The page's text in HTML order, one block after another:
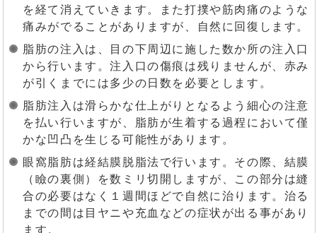
を経て消えていきます。また打撲や筋肉痛のような
痛みがでることがありますが、自然に回復します。
脂肪の注入は、目の下周辺に施した数か所の注入口
から行います。注入口の傷痕は残りませんが、赤み
が引くまでには多少の日数を必要とします。
脂肪注入は滑らかな仕上がりとなるよう細心の注意
を払い行いますが、脂肪が生着する過程において僅
かな凹凸を生じる可能性があります。
眼窩脂肪は経結膜脱脂法で行います。その際、結膜
（瞼の裏側）を数ミリ切開しますが、この部分は縫
合の必要はなく１週間ほどで自然に治ります。治る
までの間は目ヤニや充血などの症状が出る事があり
ます。